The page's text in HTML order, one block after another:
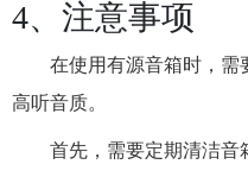
4、注意事项
在使用有源音箱时，需
高听音质。
首先，需要定期清洁音